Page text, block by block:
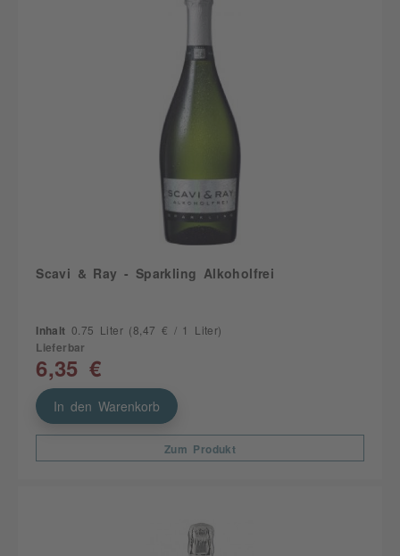
Scavi & Ray - Sparkling Alkoholfrei
Inhalt 0.75 Liter (8,47 € / 1 Liter)
Lieferbar
6,35 €
In den Warenkorb
Zum Produkt